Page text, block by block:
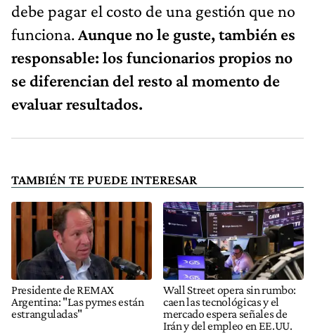
debe pagar el costo de una gestión que no
funciona.Aunque no le guste, también es
responsable: los funcionarios propios no
se diferencian del resto al momento de
evaluar resultados.
TAMBIÉN TE PUEDE INTERESAR
Presidente de REMAX
Argentina: "Las pymes están
estranguladas"
Wall Street opera sin rumbo:
caen las tecnológicas y el
mercado espera señales de
Irán y del empleo en EE.UU.